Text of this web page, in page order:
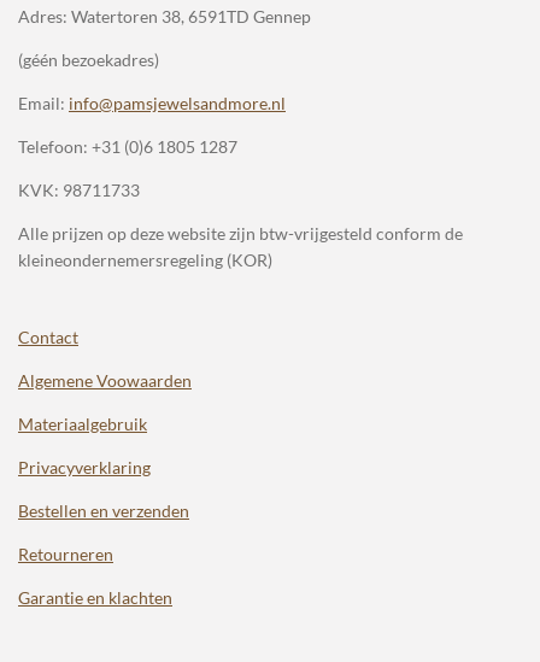
Adres: Watertoren 38, 6591TD Gennep
(géén bezoekadres)
Email: info@pamsjewelsandmore.nl
Telefoon: +31 (0)6 1805 1287
KVK: 98711733
Alle prijzen op deze website zijn btw-vrijgesteld conform de
kleineondernemersregeling (KOR)
Contact
Algemene Voowaarden
Materiaalgebruik
Privacyverklaring
Bestellen en verzenden
Retourneren
Garantie en klachten